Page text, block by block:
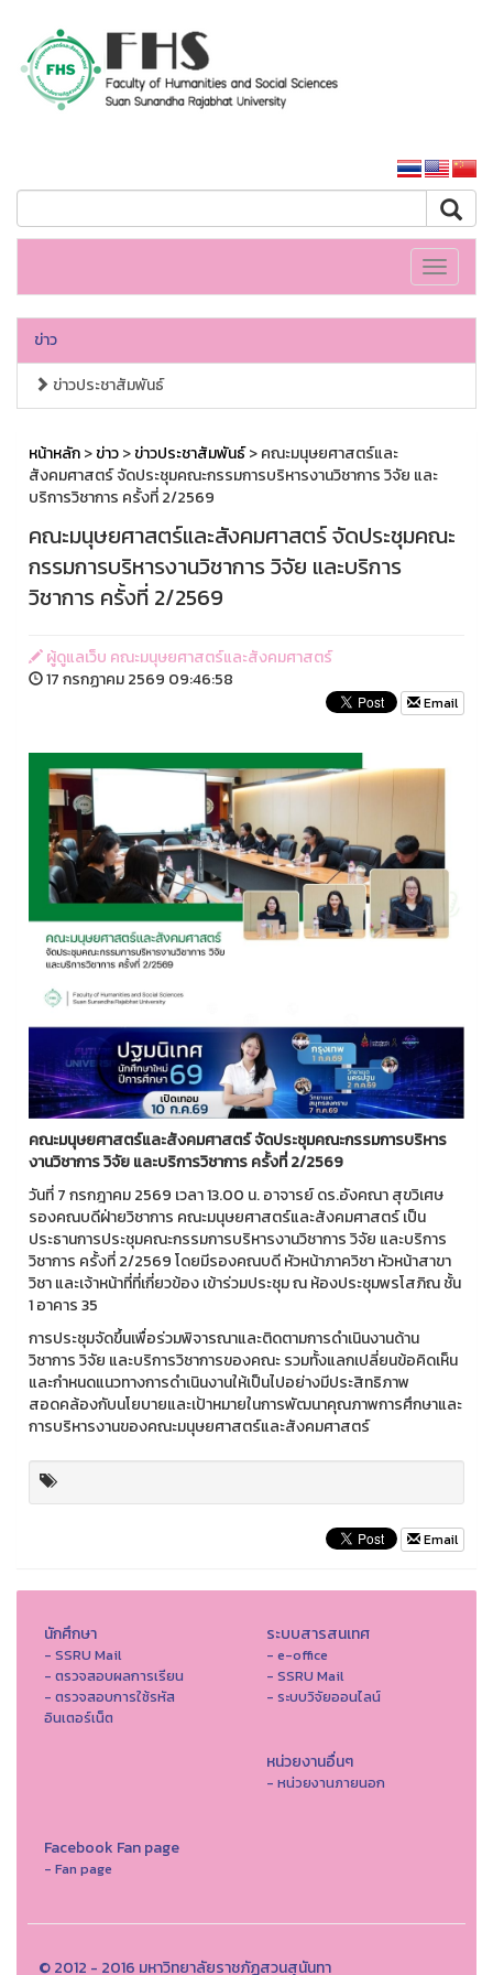
Toggle
ข่าว
ข่าวประชาสัมพันธ์
หน้าหลัก>ข่าว>ข่าวประชาสัมพันธ์> คณะมนุษยศาสตร์และ
สังคมศาสตร์ จัดประชุมคณะกรรมการบริหารงานวิชาการ วิจัย และ
บริการวิชาการ ครั้งที่ 2/2569
คณะมนุษยศาสตร์และสังคมศาสตร์ จัดประชุมคณะ
กรรมการบริหารงานวิชาการ วิจัย และบริการ
วิชาการ ครั้งที่ 2/2569
ผู้ดูแลเว็บ คณะมนุษยศาสตร์และสังคมศาสตร์
17 กรกฏาคม 2569 09:46:58
Email
คณะมนุษยศาสตร์และสังคมศาสตร์ จัดประชุมคณะกรรมการบริหาร
งานวิชาการ วิจัย และบริการวิชาการ ครั้งที่2/2569
วันที่ 7 กรกฎาคม 2569 เวลา 13.00 น. อาจารย์ ดร.อังคณา สุขวิเศษ
รองคณบดีฝ่ายวิชาการ คณะมนุษยศาสตร์และสังคมศาสตร์ เป็น
ประธานการประชุมคณะกรรมการบริหารงานวิชาการ วิจัย และบริการ
วิชาการ ครั้งที่ 2/2569 โดยมีรองคณบดี หัวหน้าภาควิชา หัวหน้าสาขา
วิชา และเจ้าหน้าที่ที่เกี่ยวข้อง เข้าร่วมประชุม ณ ห้องประชุมพรโสภิณ ชั้น
1 อาคาร 35
การประชุมจัดขึ้นเพื่อร่วมพิจารณาและติดตามการดำเนินงานด้าน
วิชาการ วิจัย และบริการวิชาการของคณะ รวมทั้งแลกเปลี่ยนข้อคิดเห็น
และกำหนดแนวทางการดำเนินงานให้เป็นไปอย่างมีประสิทธิภาพ
สอดคล้องกับนโยบายและเป้าหมายในการพัฒนาคุณภาพการศึกษาและ
การบริหารงานของคณะมนุษยศาสตร์และสังคมศาสตร์
Email
นักศึกษา
- SSRU Mail
- ตรวจสอบผลการเรียน
- ตรวจสอบการใช้รหัส
อินเตอร์เน็ต
ระบบสารสนเทศ
- e-office
- SSRU Mail
- ระบบวิจัยออนไลน์
หน่วยงานอื่นๆ
- หน่วยงานภายนอก
Facebook Fan page
- Fan page
© 2012 - 2016 มหาวิทยาลัยราชภัฏสวนสุนันทา